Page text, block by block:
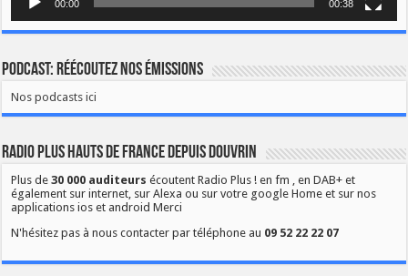
00:00 00:38
Podcast: Réécoutez nos émissions
Nos podcasts ici
Radio Plus Hauts de France depuis Douvrin
Plus de30 000 auditeurs écoutent Radio Plus ! en fm , en DAB+ et
également sur internet, sur Alexa ou sur votre google Home et sur nos
applications ios et android Merci
N'hésitez pas à nous contacter par téléphone au 09 52 22 22 07